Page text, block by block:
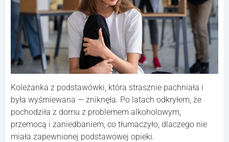
Koleżanka z podstawówki, która strasznie pachniała i
była wyśmiewana — zniknęła. Po latach odkryłem, że
pochodziła z domu z problemem alkoholowym,
przemocą i zaniedbaniem, co tłumaczyło, dlaczego nie
miała zapewnionej podstawowej opieki.